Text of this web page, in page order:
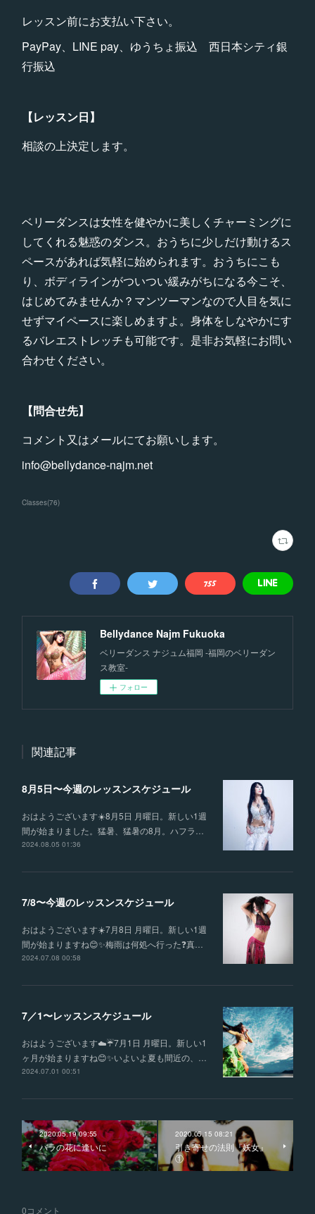
レッスン前にお支払い下さい。
PayPay、LINE pay、ゆうちょ振込 西日本シティ銀
行振込
【レッスン日】
相談の上決定します。
ベリーダンスは女性を健やかに美しくチャーミングに
してくれる魅惑のダンス。おうちに少しだけ動けるス
ペースがあれば気軽に始められます。おうちにこも
り、ボディラインがついつい緩みがちになる今こそ、
はじめてみませんか？マンツーマンなので人目を気に
せずマイペースに楽しめますよ。身体をしなやかにす
るバレエストレッチも可能です。是非お気軽にお問い
合わせください。
【問合せ先】
コメント又はメールにてお願いします。
info@bellydance-najm.net
Classes(76)
Bellydance Najm Fukuoka
ベリーダンス ナジュム福岡 -福岡のベリーダン
ス教室-
フォロー
関連記事
8月5日〜今週のレッスンスケジュール
おはようございます☀️8月5日 月曜日。新しい1週
間が始まりました。猛暑、猛暑の8月。ハフラ…
2024.08.05 01:36
7/8〜今週のレッスンスケジュール
おはようございます☀️7月8日 月曜日。新しい1週
間が始まりますね😊✨梅雨は何処へ行った❓真…
2024.07.08 00:58
7／1〜レッスンスケジュール
おはようございます☁️☔️7月1日 月曜日。新しい1
ヶ月が始まりますね😊✨いよいよ夏も間近の、…
2024.07.01 00:51
2020.05.19 09:55
バラの花に逢いに
2020.05.15 08:21
引き寄せの法則『妖女』
①
0コメント